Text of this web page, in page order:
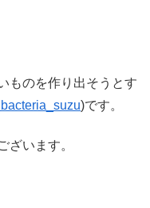
ものを作り出そうとす
)です。
ざいます。